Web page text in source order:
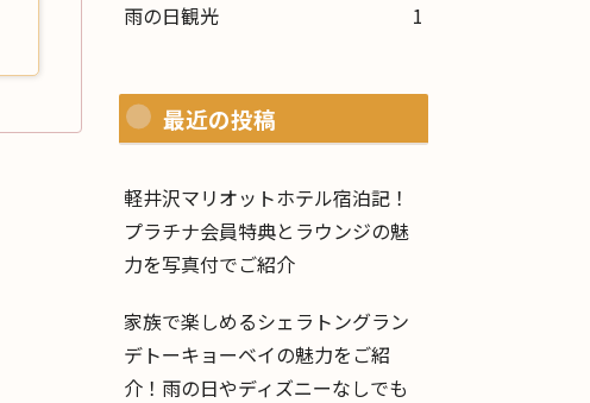
雨の日観光
1
最近の投稿
軽井沢マリオットホテル宿泊記！
プラチナ会員特典とラウンジの魅
力を写真付でご紹介
家族で楽しめるシェラトングラン
デトーキョーベイの魅力をご紹
介！雨の日やディズニーなしでも